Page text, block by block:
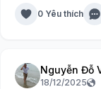
0 Yêu thích
Nguyễn Đỗ
18/12/2025